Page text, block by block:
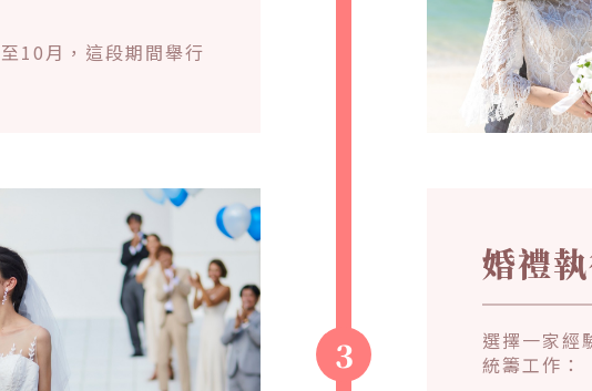
10月，這段期間舉行
3
婚禮
選擇一家經
統籌工作：